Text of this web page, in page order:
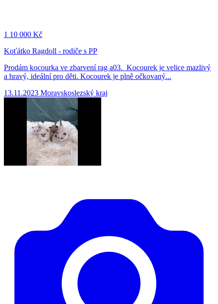
1 10 000 Kč
Koťátko Ragdoll - rodiče s PP
Prodám kocourka ve zbarvení rag a03. Kocourek je velice mazlivý
a hravý, ideální pro děti. Kocourek je plně očkovaný...
13.11.2023 Moravskoslezský kraj